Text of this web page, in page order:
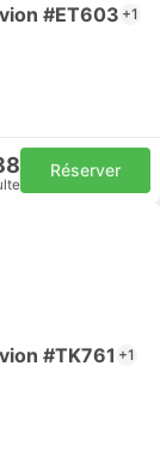
#ET603 +1
Réserver
#TK761 +1